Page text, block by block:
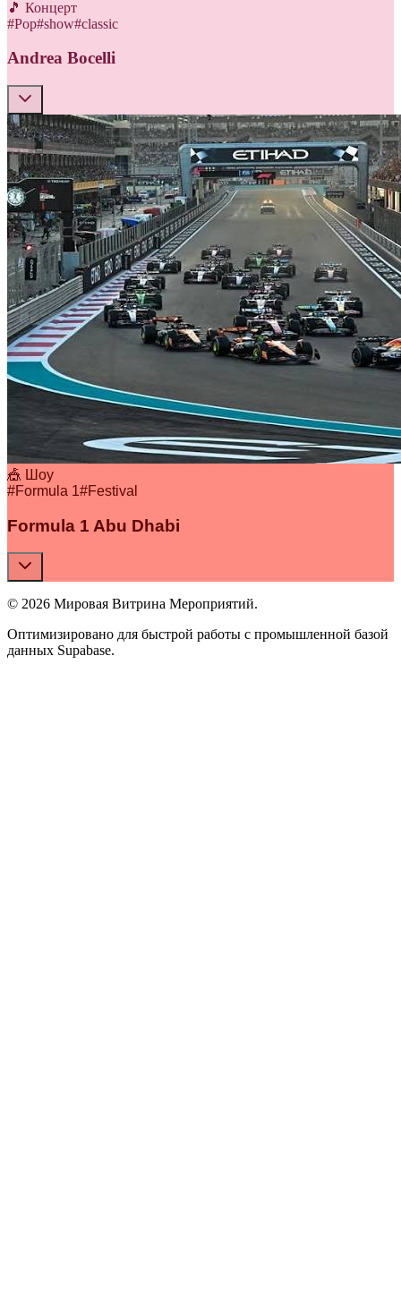
🎵 Концерт
#Pop#show#classic
Andrea Bocelli
🎪 Шоу
#Formula 1#Festival
Formula 1 Abu Dhabi
© 2026 Мировая Витрина Мероприятий.
Оптимизировано для быстрой работы с промышленной базой
данных Supabase.